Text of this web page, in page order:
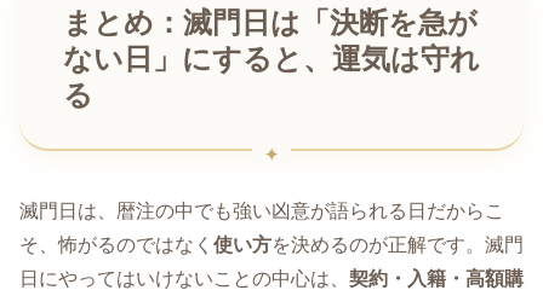
まとめ：滅門日は「決断を急が
ない日」にすると、運気は守れ
る
滅門日は、暦注の中でも強い凶意が語られる日だからこ
そ、怖がるのではなく 使い方を決めるのが正解です。滅門
日にやってはいけないことの中心は、 契約・入籍・高額購